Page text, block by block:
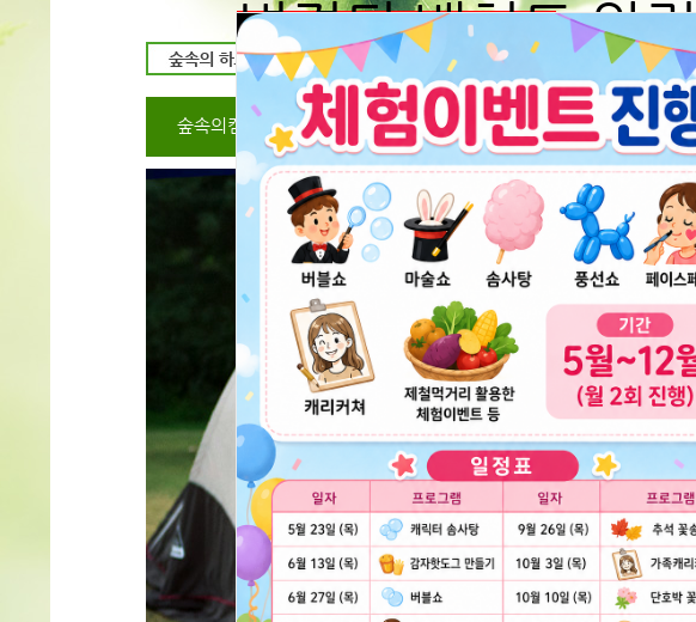
예약시 입금자명 예약자명
동일하게 해주세요
서로 다를시 취소 처리 되어 이용이
불가 할수 있음을 공지 합니다
다르게 입금시 반드시
문자로 또는 전화를 알려주세요
24시간 동안 다시 열람하지 않습니다.
변경된 배치도 알
24시간 동안 다시 열람하지 않습니다.
숲속의캠핑장 캠핑장 미리보기 숲속의하모니펜션